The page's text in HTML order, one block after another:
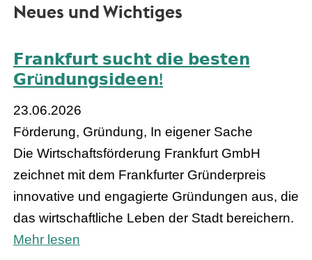
Neues und Wichtiges
𝗙𝗿𝗮𝗻𝗸𝗳𝘂𝗿𝘁 𝘀𝘂𝗰𝗵𝘁 𝗱𝗶𝗲 𝗯𝗲𝘀𝘁𝗲𝗻
𝗚𝗿ü𝗻𝗱𝘂𝗻𝗴𝘀𝗶𝗱𝗲𝗲𝗻!
23.06.2026
Förderung, Gründung, In eigener Sache
Die Wirtschaftsförderung Frankfurt GmbH
zeichnet mit dem Frankfurter Gründerpreis
innovative und engagierte Gründungen aus, die
das wirtschaftliche Leben der Stadt bereichern.
Mehr lesen